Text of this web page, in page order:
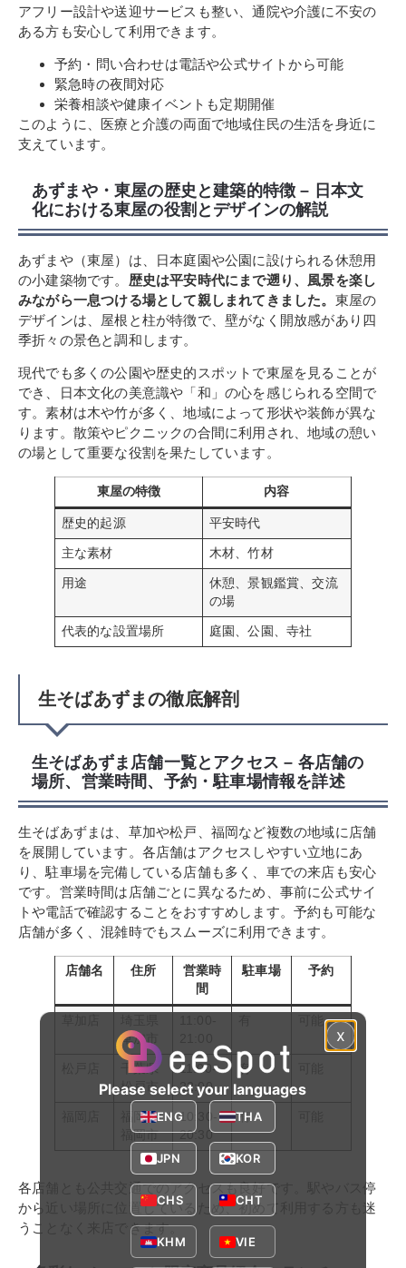
アフリー設計や送迎サービスも整い、通院や介護に不安の
ある方も安心して利用できます。
予約・問い合わせは電話や公式サイトから可能
緊急時の夜間対応
栄養相談や健康イベントも定期開催
このように、医療と介護の両面で地域住民の生活を身近に
支えています。
あずまや・東屋の歴史と建築的特徴 – 日本文
化における東屋の役割とデザインの解説
あずまや（東屋）は、日本庭園や公園に設けられる休憩用
の小建築物です。 歴史は平安時代にまで遡り、風景を楽し
みながら一息つける場として親しまれてきました。 東屋の
デザインは、屋根と柱が特徴で、壁がなく開放感があり四
季折々の景色と調和します。
現代でも多くの公園や歴史的スポットで東屋を見ることが
でき、日本文化の美意識や「和」の心を感じられる空間で
す。素材は木や竹が多く、地域によって形状や装飾が異な
ります。散策やピクニックの合間に利用され、地域の憩い
の場として重要な役割を果たしています。
東屋の特徴 内容
歴史的起源 平安時代
主な素材 木材、竹材
用途
休憩、景観鑑賞、交流
の場
代表的な設置場所 庭園、公園、寺社
生そばあずまの徹底解剖
生そばあずま店舗一覧とアクセス – 各店舗の
場所、営業時間、予約・駐車場情報を詳述
生そばあずまは、草加や松戸、福岡など複数の地域に店舗
を展開しています。各店舗はアクセスしやすい立地にあ
り、駐車場を完備している店舗も多く、車での来店も安心
です。営業時間は店舗ごとに異なるため、事前に公式サイ
トや電話で確認することをおすすめします。予約も可能な
店舗が多く、混雑時でもスムーズに利用できます。
店舗名 住所
営業時
間
駐車場 予約
草加市
千葉県
松戸市
11:00-
22:00
有
福岡県
福岡市
10:30-
20:30
有
各店舗とも公共交通でのアクセスも良好です。駅やバス停
から近い場所に位置しているため、初めて利用する方も迷
うことなく来店できます。
x
Please select your languages
ENG THA
JPN KOR
CHS CHT
KHM VIE